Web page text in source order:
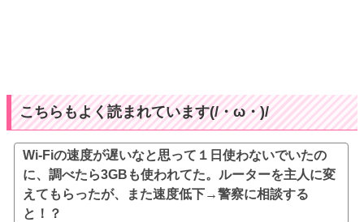
こちらもよく読まれています(/・ω・)/
Wi-Fiの速度が遅いなと思って１日使わないでいたの
に、調べたら3GBも使われてた。ルーターを主人に変
えてもらったが、また速度低下→警察に相談する
と！？